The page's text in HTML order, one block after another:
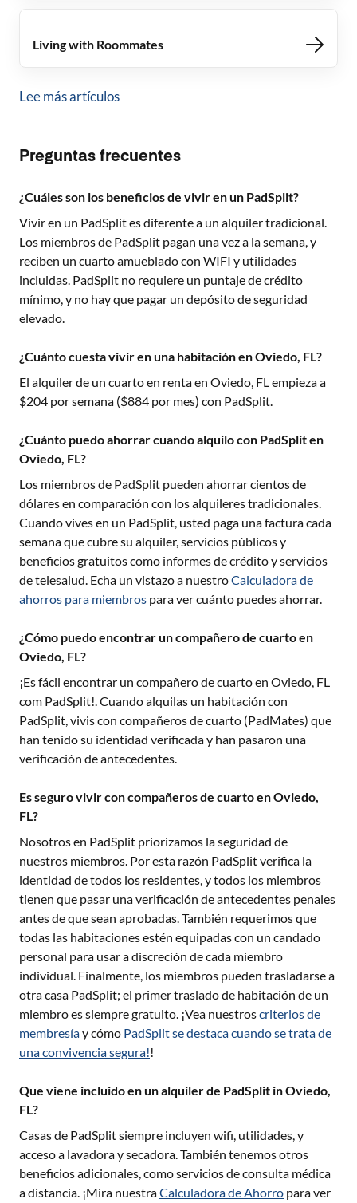
Living with Roommates
Lee más artículos
Preguntas frecuentes
¿Cuáles son los beneficios de vivir en un PadSplit?
Vivir en un PadSplit es diferente a un alquiler tradicional.
Los miembros de PadSplit pagan una vez a la semana, y
reciben un cuarto amueblado con WIFI y utilidades
incluidas. PadSplit no requiere un puntaje de crédito
mínimo, y no hay que pagar un depósito de seguridad
elevado.
¿Cuánto cuesta vivir en una habitación en Oviedo, FL?
El alquiler de un cuarto en renta en Oviedo, FLempieza a
$204 por semana ($884 por mes) con PadSplit.
¿Cuánto puedo ahorrar cuando alquilo con PadSplit en
Oviedo, FL?
Los miembros de PadSplit pueden ahorrar cientos de
dólares en comparación con los alquileres tradicionales.
Cuando vives en un PadSplit, usted paga una factura cada
semana que cubre su alquiler, servicios públicos y
beneficios gratuitos como informes de crédito y servicios
de telesalud. Echa un vistazo a nuestroCalculadora de
ahorros para miembros para ver cuánto puedes ahorrar.
¿Cómo puedo encontrar un compañero de cuarto en
Oviedo, FL?
¡Es fácil encontrar un compañero de cuarto en Oviedo, FL
com PadSplit!. Cuando alquilas un habitación con
PadSplit, vivis con compañeros de cuarto (PadMates) que
han tenido su identidad verificada y han pasaron una
verificación de antecedentes.
Es seguro vivir con compañeros de cuarto en Oviedo,
FL?
Nosotros en PadSplit priorizamos la seguridad de
nuestros miembros. Por esta razón PadSplit verifica la
identidad de todos los residentes, y todos los miembros
tienen que pasar una verificación de antecedentes penales
antes de que sean aprobadas. También requerimos que
todas las habitaciones estén equipadas con un candado
personal para usar a discreción de cada miembro
individual. Finalmente, los miembros pueden trasladarse a
otra casa PadSplit; el primer traslado de habitación de un
miembro es siempre gratuito. ¡Vea nuestroscriterios de
membresíay cómo PadSplit se destaca cuando se trata de
una convivencia segura!!
Que viene incluido en un alquiler de PadSplit in Oviedo,
FL?
Casas de PadSplit siempre incluyen wifi, utilidades, y
acceso a lavadora y secadora. También tenemos otros
beneficios adicionales, como servicios de consulta médica
a distancia. ¡Mira nuestraCalculadora de Ahorro para ver